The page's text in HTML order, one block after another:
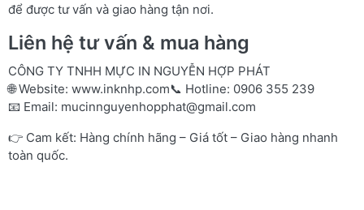
để được tư vấn và giao hàng tận nơi.
Liên hệ tư vấn & mua hàng
CÔNG TY TNHH MỰC IN NGUYỄN HỢP PHÁT
🌐 Website: www.inknhp.com📞 Hotline: 0906 355 239
📧 Email: mucinnguyenhopphat@gmail.com
👉 Cam kết: Hàng chính hãng – Giá tốt – Giao hàng nhanh
toàn quốc.